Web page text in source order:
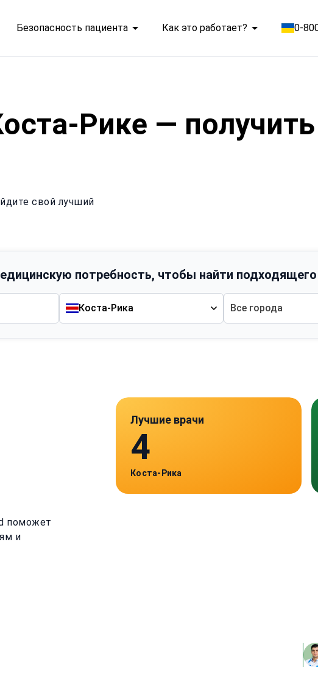
Безопасность пациента Как это работает? 0-
Рике —
свой лучший
потребность, чтобы найти подходящего
Коста-Рика Все города
поможет
и
Лучшие врачи
4
Коста-Рика